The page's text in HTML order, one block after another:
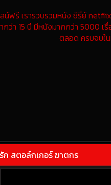
ฟรี เรารวบรวมหนัง ซีรี่ย์
ว่า 15 ปี มีหนังมากกว่า 5000
ตลอด ครบจบใ
ก สตอล์กเกอร์ ฆาตกร